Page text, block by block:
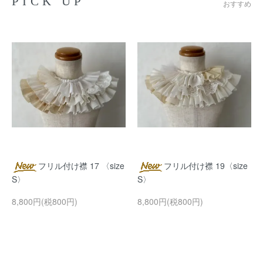
おすすめ
フリル付け襟 17 〈size
S〉
8,800円(税800円)
フリル付け襟 19〈size
S〉
8,800円(税800円)